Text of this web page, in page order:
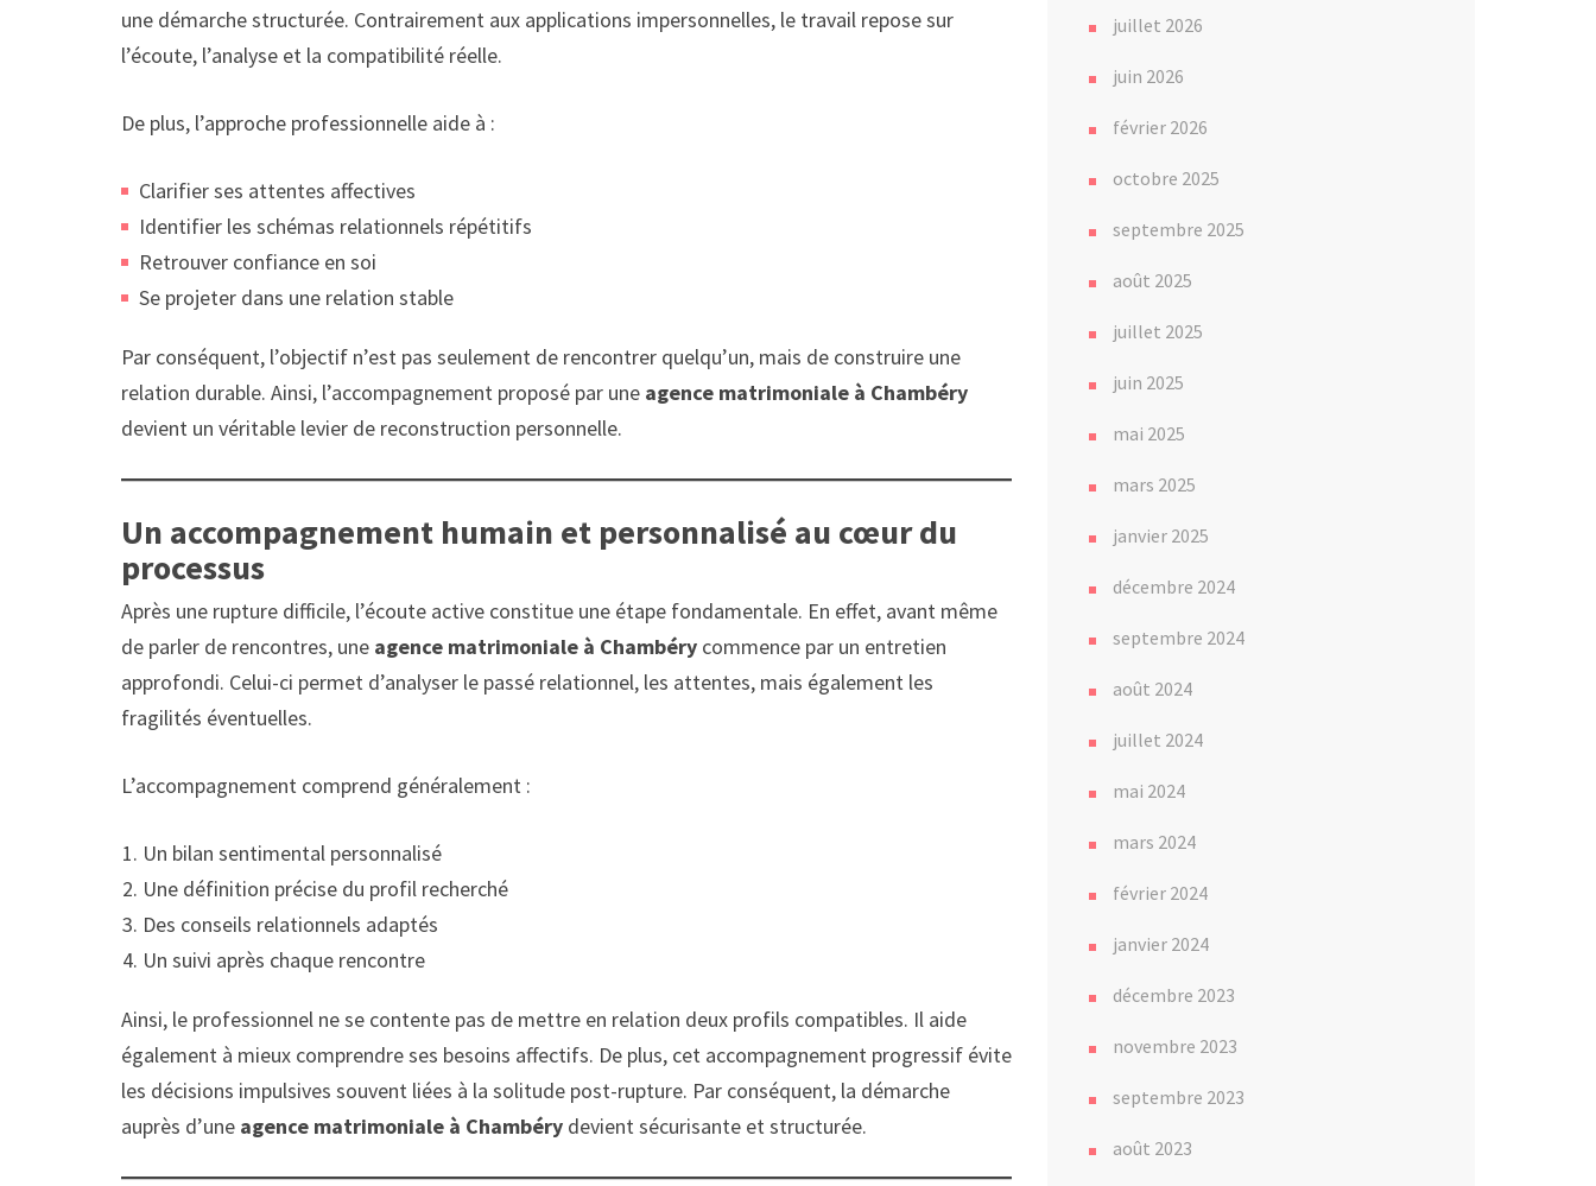
une démarche structurée. Contrairement aux applications impersonnelles, le travail repose sur
l’écoute, l’analyse et la compatibilité réelle.
De plus, l’approche professionnelle aide à :
Clarifier ses attentes affectives
Identifier les schémas relationnels répétitifs
Retrouver confiance en soi
Se projeter dans une relation stable
Par conséquent, l’objectif n’est pas seulement de rencontrer quelqu’un, mais de construire une
relation durable. Ainsi, l’accompagnement proposé par une agence matrimoniale à Chambéry
devient un véritable levier de reconstruction personnelle.
Un accompagnement humain et personnalisé au cœur du
processus
Après une rupture difficile, l’écoute active constitue une étape fondamentale. En effet, avant même
de parler de rencontres, une agence matrimoniale à Chambéry commence par un entretien
approfondi. Celui-ci permet d’analyser le passé relationnel, les attentes, mais également les
fragilités éventuelles.
L’accompagnement comprend généralement :
Un bilan sentimental personnalisé
Une définition précise du profil recherché
Des conseils relationnels adaptés
Un suivi après chaque rencontre
Ainsi, le professionnel ne se contente pas de mettre en relation deux profils compatibles. Il aide
également à mieux comprendre ses besoins affectifs. De plus, cet accompagnement progressif évite
les décisions impulsives souvent liées à la solitude post-rupture. Par conséquent, la démarche
auprès d’une agence matrimoniale à Chambéry devient sécurisante et structurée.
juillet 2026
juin 2026
février 2026
octobre 2025
septembre 2025
août 2025
juillet 2025
juin 2025
mai 2025
mars 2025
janvier 2025
décembre 2024
septembre 2024
août 2024
juillet 2024
mai 2024
mars 2024
février 2024
janvier 2024
décembre 2023
novembre 2023
septembre 2023
août 2023